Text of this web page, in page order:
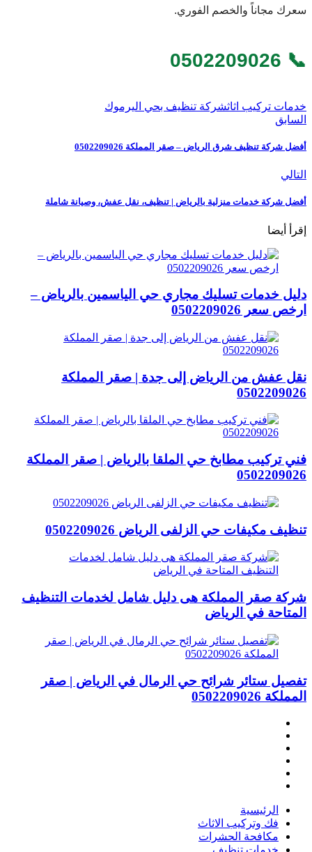
سعرك مجاناً والخصم الفوري.
📞 0502209026
خدمات تركيب اثاثشركة تنظيف بحي اليرموك
السابق
أفضل شركة تنظيف شرق الرياض – صقر المملكة 0502209026
التالي
أفضل شركة خدمات منزلية بالرياض | تنظيف، نقل عفش، وصيانة شاملة
إقرأ أيضا
دليل خدمات تسليك مجاري حي الياسمين بالرياض –
ارخص سعر 0502209026
نقل عفش من الرياض إلى جدة | صقر المملكة
0502209026
فني تركيب مطابخ حي الملقا بالرياض | صقر المملكة
0502209026
تنظيف مكيفات حي الزلفى الرياض 0502209026
شركة صقر المملكة هى دليل شامل لخدمات التنظيف
المتاحة في الرياض
تفصيل ستائر شرائح حي الرمال في الرياض | صقر
المملكة 0502209026
الرئيسية
فك وتركيب الاثاث
مكافحة الحشرات